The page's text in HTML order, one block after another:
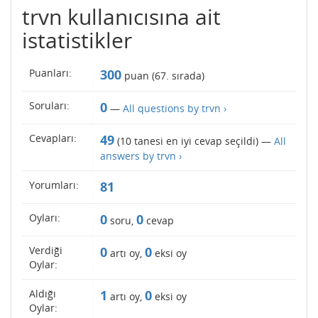
trvn kullanıcısına ait
istatistikler
Puanları: 300 puan (67. sırada)
Soruları: 0 — All questions by trvn ›
Cevapları: 49 (10 tanesi en iyi cevap seçildi) — All
answers by trvn ›
Yorumları: 81
Oyları: 0 soru, 0 cevap
Verdiği
Oylar:
0 artı oy, 0 eksi oy
Aldığı
Oylar:
1 artı oy, 0 eksi oy